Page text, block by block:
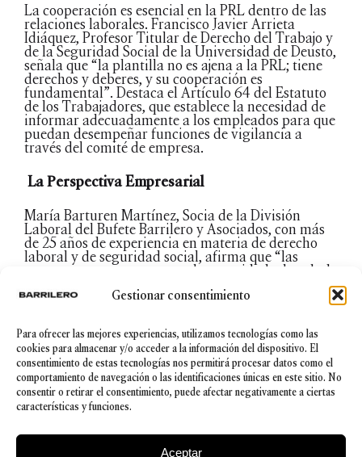
Gestionar consentimiento
Para ofrecer las mejores experiencias, utilizamos tecnologías como las
cookies para almacenar y/o acceder a la información del dispositivo. El
consentimiento de estas tecnologías nos permitirá procesar datos como el
comportamiento de navegación o las identificaciones únicas en este sitio. No
consentir o retirar el consentimiento, puede afectar negativamente a ciertas
características y funciones.
Aceptar
La cooperación es esencial en la PRL dentro de las
relaciones laborales. Francisco Javier Arrieta
Idiáquez, Profesor Titular de Derecho del Trabajo y
de la Seguridad Social de la Universidad de Deusto,
señala que “la plantilla no es ajena a la PRL; tiene
derechos y deberes, y su cooperación es
fundamental”. Destaca el Artículo 64 del Estatuto
de los Trabajadores, que establece la necesidad de
informar adecuadamente a los empleados para que
puedan desempeñar funciones de vigilancia a
través del comité de empresa.
La Perspectiva Empresarial
María Barturen Martínez, Socia de la División
Laboral del Bufete Barrilero y Asociados, con más
de 25 años de experiencia en materia de derecho
laboral y de seguridad social, afirma que “las
empresas se preocupan por la seguridad y la salud
pequeñas, medianas o grandes empresas, tienen el
la gestión de la prevención de riesgos laborales”.
Asimismo, María subraya que la Responsabilidad
Social Corporativa (RSC) se valora cada vez más, y
que esta preocupación por la PRL está calando en
todos los niveles de la empresa.
Sin duda, este evento fue una ocasión idónea para